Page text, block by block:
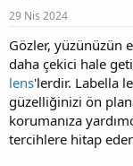
u
b
a
ş
l
a
t
a
n
ç
t
a
i
h
i
29 Nis 2024
Gözler, yüzünüzün
daha çekici hale
lens'lerdir. Labella
güzelliğinizi ön
korumanıza
tercihlere hitap